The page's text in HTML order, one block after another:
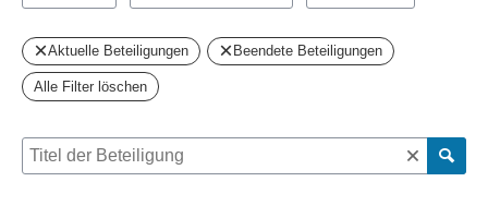
Aktuelle Beteiligungen Beendete Beteiligungen
Alle Filter löschen
Suche nach Beteiligung